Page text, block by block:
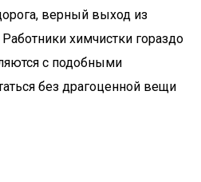
верный выход из
химчистки гораздо
с подобными
без драгоценной вещи